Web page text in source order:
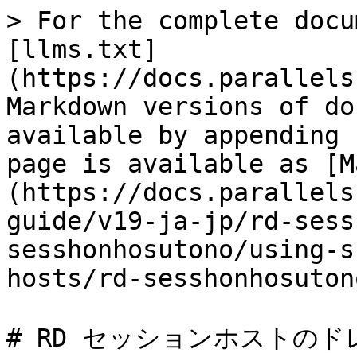
> For the complete
[llms.txt]
(https://
Markdown versions of
available by
page is available as
(https://
guide/v19-ja-jp/rd-
sesshonhosutono/
hosts/rd-
# RD セッションホストのド